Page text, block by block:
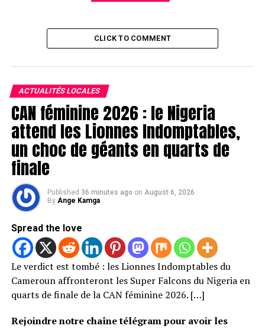
CLICK TO COMMENT
ACTUALITÉS LOCALES
CAN féminine 2026 : le Nigeria
attend les Lionnes Indomptables,
un choc de géants en quarts de
finale
Published 36 minutes ago on August 6, 2026
By Ange Kamga
Spread the love
Le verdict est tombé : les Lionnes Indomptables du
Cameroun affronteront les Super Falcons du Nigeria en
quarts de finale de la CAN féminine 2026. […]
Rejoindre notre chaîne télégram pour avoir les